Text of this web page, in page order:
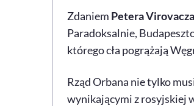
Zdaniem Petera Virovacza
Paradoksalnie,
którego cła pogrążają
Rząd Orbana nie tylko
wynikającymi z rosyjskiej